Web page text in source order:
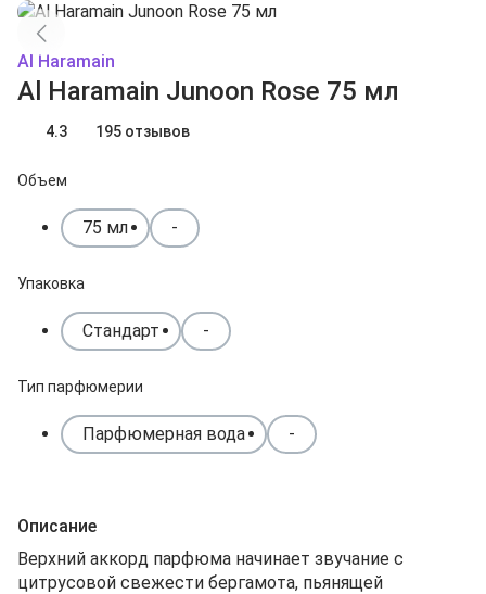
Al Haramain
Al Haramain Junoon Rose 75 мл
4.3 195 отзывов
Объем
75 мл -
Упаковка
Стандарт -
Тип парфюмерии
Парфюмерная вода -
Описание
Верхний аккорд парфюма начинает звучание с
цитрусовой свежести бергамота, пьянящей